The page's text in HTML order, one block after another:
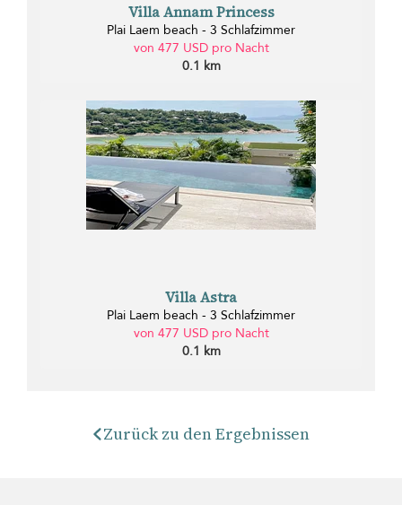
Villa Annam Princess
Plai Laem beach - 3 Schlafzimmer
von 477 USD pro Nacht
0.1 km
Villa Astra
Plai Laem beach - 3 Schlafzimmer
von 477 USD pro Nacht
0.1 km
Zurück zu den Ergebnissen